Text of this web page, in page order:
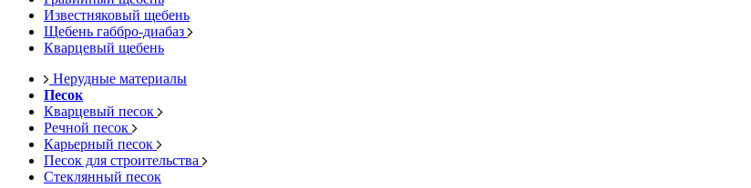
Известняковый щебень
Щебень габбро-диабаз
Кварцевый щебень
Нерудные материалы
Песок
Кварцевый песок
Речной песок
Карьерный песок
Песок для строительства
Стеклянный песок